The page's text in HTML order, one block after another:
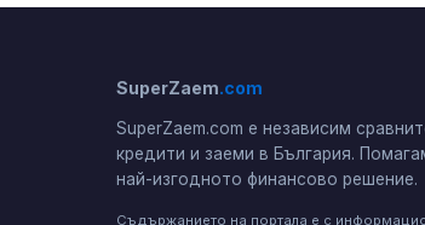
SuperZaem.com
SuperZaem.com е независим
кредити и заеми в България.
най-изгодното финансово решение.
Съдържанието на портала е с